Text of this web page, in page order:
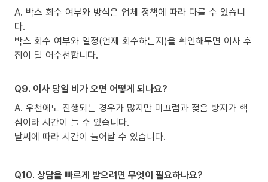
A. 박스 회수 여부와 방식은 업체 정책에 따라 다를 수 있습니
다.
박스 회수 여부와 일정(언제 회수하는지)을 확인해두면 이사 후
집이 덜 어수선합니다.
Q9. 이사 당일 비가 오면 어떻게 되나요?
A. 우천에도 진행되는 경우가 많지만 미끄럼과 젖음 방지가 핵
심이라 시간이 늘 수 있습니다.
날씨에 따라 시간이 늘어날 수 있습니다.
Q10. 상담을 빠르게 받으려면 무엇이 필요하나요?